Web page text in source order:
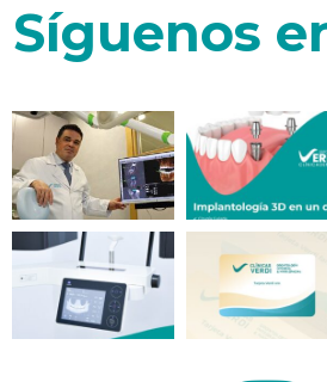
Síguenos